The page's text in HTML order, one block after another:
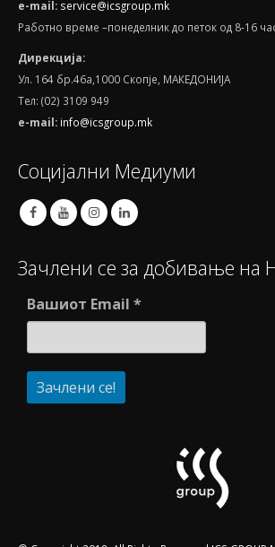
e-mail: service@icsgroup.mk
Работно време –понеделник до петок од 8-16
Дирекција:
Ул. 164 бр.46а,1000 Скопје, МАКЕДОНИЈА
Тел: (02) 3109 949
e-mail: info@icsgroup.mk
Социјални Медиуми
Зачлени се за добивање на
Вашиот Email *